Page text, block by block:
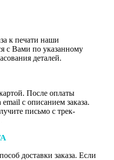
к печати наши
с Вами по указанному
деталей.
После оплаты
с описанием заказа.
письмо с трек-
доставки заказа. Если